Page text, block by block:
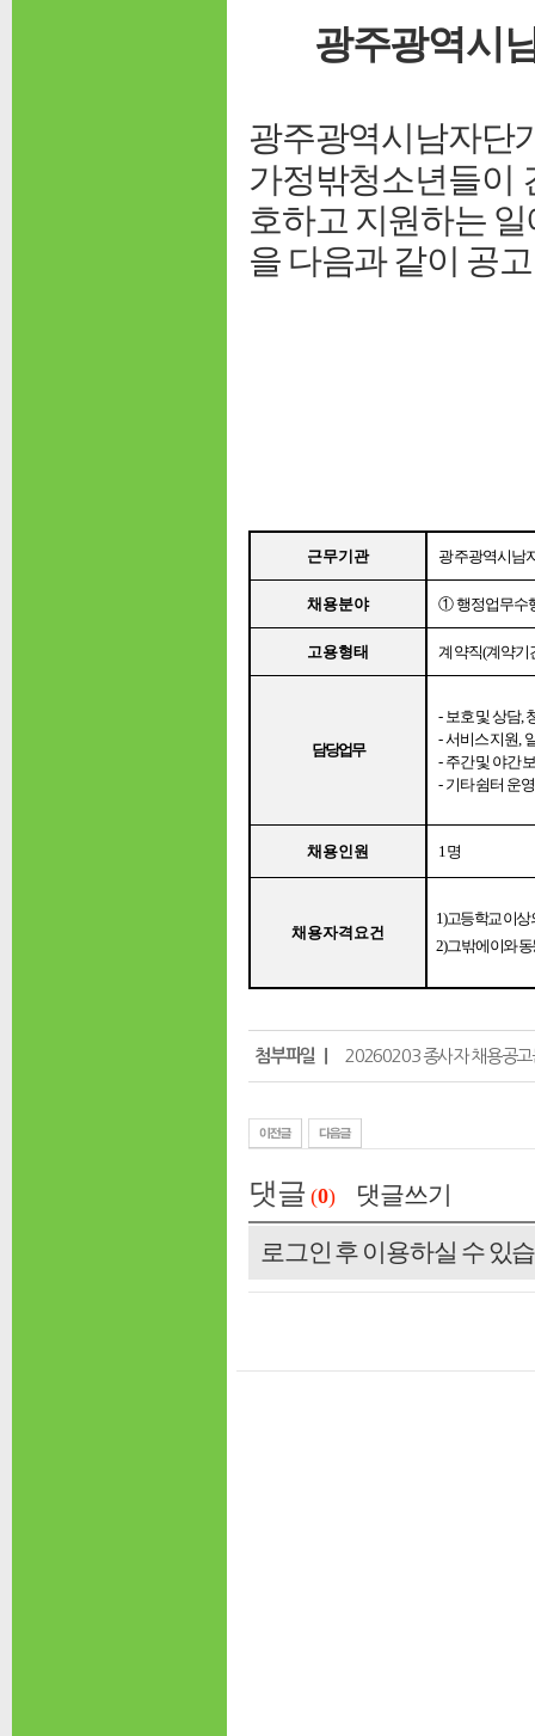
광주광역시
광주광역시남자단
가정밖청소년들이
호하고 지원하는
을 다음과 같이 공
근무기관 광주광역시남
채용분야 ①행정업무수
고용형태 계약직(계약기
담당업무
- 보호 및 상담,
-서비스 지원,
- 주간 및 야간
- 기타 쉼터 운
채용인원 1명
채용자격요건
1)고등학교 이상
2)그 밖에 이와
첨부파일 ｜ 20260203 종사자 채용공
댓글(0)
댓글쓰기
로그인 후 이용하실 수 있